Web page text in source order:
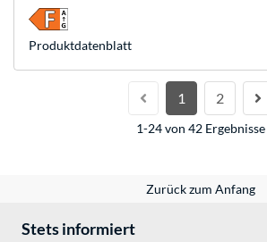
Produkt­datenblatt
1 2
1-24 von 42 Ergebnisse
Zurück zum Anfang
Stets informiert